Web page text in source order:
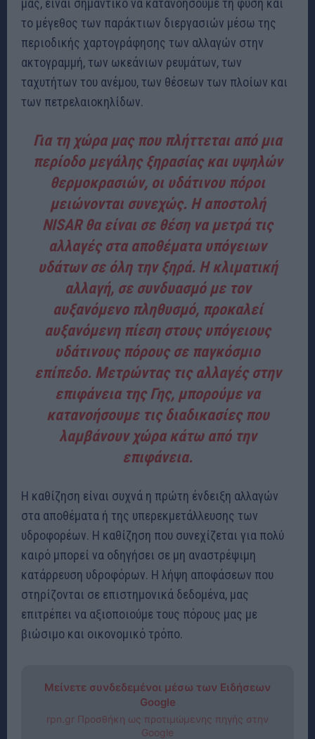
μας, είναι σημαντικό να κατανοήσουμε τη φύση και
το μέγεθος των παράκτιων διεργασιών μέσω της
περιοδικής χαρτογράφησης των αλλαγών στην
ακτογραμμή, των ωκεάνιων ρευμάτων, των
ταχυτήτων του ανέμου, των θέσεων των πλοίων και
των πετρελαιοκηλίδων.
Για τη χώρα μας που πλήττεται από μια
περίοδο μεγάλης ξηρασίας και υψηλών
θερμοκρασιών, οι υδάτινου πόροι
μειώνονται συνεχώς. Η αποστολή
NISAR θα είναι σε θέση να μετρά τις
αλλαγές στα αποθέματα υπόγειων
υδάτων σε όλη την ξηρά. Η κλιματική
αλλαγή, σε συνδυασμό με τον
αυξανόμενο πληθυσμό, προκαλεί
αυξανόμενη πίεση στους υπόγειους
υδάτινους πόρους σε παγκόσμιο
επίπεδο. Μετρώντας τις αλλαγές στην
επιφάνεια της Γης, μπορούμε να
κατανοήσουμε τις διαδικασίες που
λαμβάνουν χώρα κάτω από την
επιφάνεια.
Η καθίζηση είναι συχνά η πρώτη ένδειξη αλλαγών
στα αποθέματα ή της υπερεκμετάλλευσης των
υδροφορέων. Η καθίζηση που συνεχίζεται για πολύ
καιρό μπορεί να οδηγήσει σε μη αναστρέψιμη
κατάρρευση υδροφόρων. Η λήψη αποφάσεων που
στηρίζονται σε επιστημονικά δεδομένα, μας
επιτρέπει να αξιοποιούμε τους πόρους μας με
βιώσιμο και οικονομικό τρόπο.
Μείνετε συνδεδεμένοι μέσω των Ειδήσεων
Google
rpn.gr Προσθήκη ως προτιμώμενης πηγής στην
Google